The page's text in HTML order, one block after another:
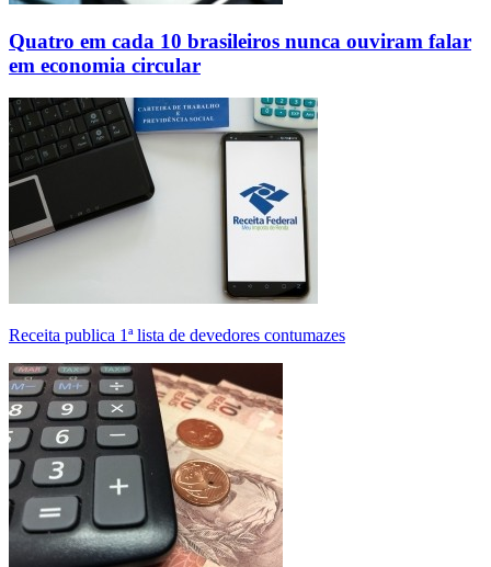
Quatro em cada 10 brasileiros nunca ouviram falar
em economia circular
Receita publica 1ª lista de devedores contumazes